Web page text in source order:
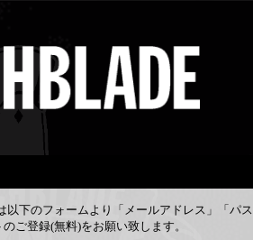
以下のフォームより「メールアドレス」「パス
ご登録(無料)をお願い致します。